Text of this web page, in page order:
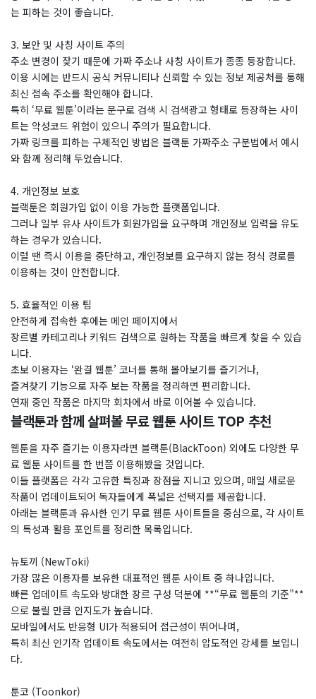
는 피하는 것이 좋습니다.
3. 보안 및 사칭 사이트 주의
주소 변경이 잦기 때문에 가짜 주소나 사칭 사이트가 종종 등장합니다.
이용 시에는 반드시 공식 커뮤니티나 신뢰할 수 있는 정보 제공처를 통해
최신 접속 주소를 확인해야 합니다.
특히 ‘무료 웹툰’이라는 문구로 검색 시 검색광고 형태로 등장하는 사이
트는 악성코드 위험이 있으니 주의가 필요합니다.
가짜 링크를 피하는 구체적인 방법은 블랙툰 가짜주소 구분법에서 예시
와 함께 정리해 두었습니다.
4. 개인정보 보호
블랙툰은 회원가입 없이 이용 가능한 플랫폼입니다.
그러나 일부 유사 사이트가 회원가입을 요구하며 개인정보 입력을 유도
하는 경우가 있습니다.
이럴 땐 즉시 이용을 중단하고, 개인정보를 요구하지 않는 정식 경로를
이용하는 것이 안전합니다.
5. 효율적인 이용 팁
안전하게 접속한 후에는 메인 페이지에서
장르별 카테고리나 키워드 검색으로 원하는 작품을 빠르게 찾을 수 있습
니다.
초보 이용자는 ‘완결 웹툰’ 코너를 통해 몰아보기를 즐기거나,
즐겨찾기 기능으로 자주 보는 작품을 정리하면 편리합니다.
연재 중인 작품은 마지막 회차에서 바로 이어볼 수 있습니다.
블랙툰과 함께 살펴볼 무료 웹툰 사이트 TOP 추천
웹툰을 자주 즐기는 이용자라면 블랙툰(BlackToon) 외에도 다양한 무
료 웹툰 사이트를 한 번쯤 이용해봤을 것입니다.
이들 플랫폼은 각각 고유한 특징과 장점을 지니고 있으며, 매일 새로운
작품이 업데이트되어 독자들에게 폭넓은 선택지를 제공합니다.
아래는 블랙툰과 유사한 인기 무료 웹툰 사이트들을 중심으로, 각 사이트
의 특성과 활용 포인트를 정리한 목록입니다.
뉴토끼 (NewToki)
가장 많은 이용자를 보유한 대표적인 웹툰 사이트 중 하나입니다.
빠른 업데이트 속도와 방대한 장르 구성 덕분에 **“무료 웹툰의 기준”**
으로 불릴 만큼 인지도가 높습니다.
모바일에서도 반응형 UI가 적용되어 접근성이 뛰어나며,
특히 최신 인기작 업데이트 속도에서는 여전히 압도적인 강세를 보입니
다.
툰코 (Toonkor)